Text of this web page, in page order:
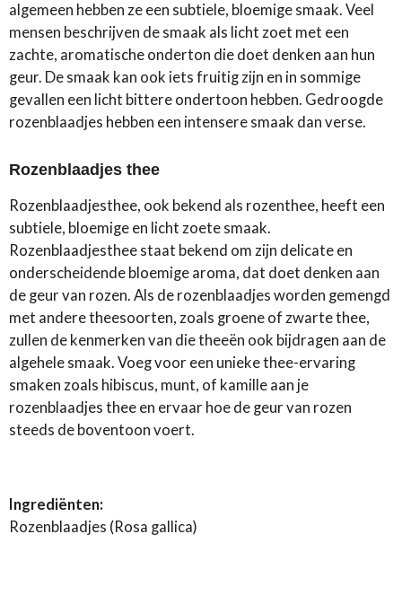
algemeen hebben ze een subtiele, bloemige smaak. Veel
mensen beschrijven de smaak als licht zoet met een
zachte, aromatische onderton die doet denken aan hun
geur. De smaak kan ook iets fruitig zijn en in sommige
gevallen een licht bittere ondertoon hebben. Gedroogde
rozenblaadjes hebben een intensere smaak dan verse.
Rozenblaadjes thee
Rozenblaadjesthee, ook bekend als rozenthee, heeft een
subtiele, bloemige en licht zoete smaak.
Rozenblaadjesthee staat bekend om zijn delicate en
onderscheidende bloemige aroma, dat doet denken aan
de geur van rozen. Als de rozenblaadjes worden gemengd
met andere theesoorten, zoals groene of zwarte thee,
zullen de kenmerken van die theeën ook bijdragen aan de
algehele smaak. Voeg voor een unieke thee-ervaring
smaken zoals hibiscus, munt, of kamille aan je
rozenblaadjes thee en ervaar hoe de geur van rozen
steeds de boventoon voert.
Ingrediënten:
Rozenblaadjes (Rosa gallica)